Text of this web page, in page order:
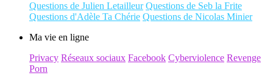
Questions de Julien Letailleur Questions de Seb la Frite
Questions d'Adèle Ta Chérie Questions de Nicolas Minier
Ma vie en ligne
Privacy Réseaux sociaux Facebook Cyberviolence Revenge
Porn